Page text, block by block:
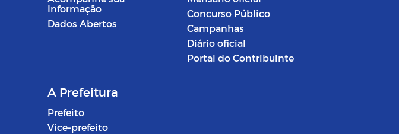
Informação
Dados Abertos
Concurso Público
Campanhas
Diário oficial
Portal do Contribuinte
A Prefeitura
Prefeito
Vice-prefeito